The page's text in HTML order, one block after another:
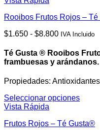
página
producto
tiene
variantes.
opciones
se
elegir
la
página
producto
Rooibos Frutos Rojos –
$1.650 - $8.800Rango
precios:
desde
hasta
$8.800
IVA Incluido
Té Gusta ® Rooibos
frambuesas y arándanos.
Propiedades:
Seleccionar opciones
Este
tiene
Vista Rápida
Frutos Rojos – Té Gusta®